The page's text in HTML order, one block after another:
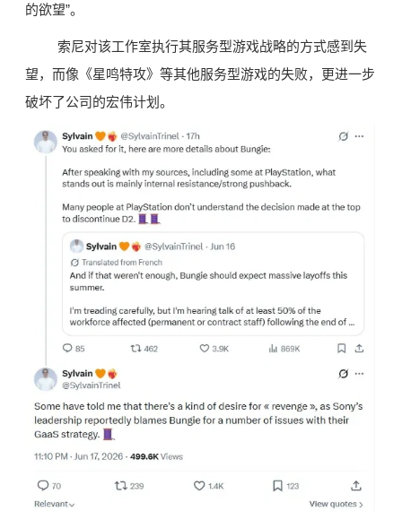
的欲望”。
索尼对该工作室执行其服务型游戏战略的方式感到失
望，而像《星鸣特攻》等其他服务型游戏的失败，更进一步
破坏了公司的宏伟计划。